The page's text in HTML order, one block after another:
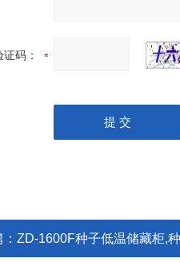
证码：
ZD-1600F种子低温储藏柜,